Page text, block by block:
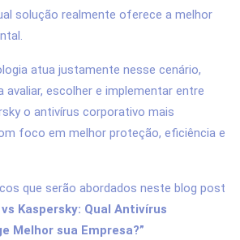
solução realmente oferece a melhor
atua justamente nesse cenário,
avaliar, escolher e implementar entre
o antivírus corporativo mais
foco em melhor proteção, eficiência e
que serão abordados neste blog post
Kaspersky: Qual Antivírus
Melhor sua Empresa?”